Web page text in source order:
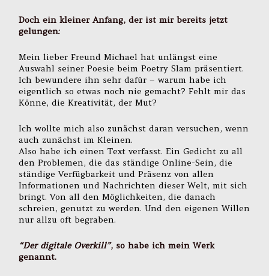
Doch ein kleiner Anfang, der ist mir bereits jetzt
gelungen:
Mein lieber Freund Michael hat unlängst eine
Auswahl seiner Poesie beim Poetry Slam präsentiert.
Ich bewundere ihn sehr dafür – warum habe ich
eigentlich so etwas noch nie gemacht? Fehlt mir das
Könne, die Kreativität, der Mut?
Ich wollte mich also zunächst daran versuchen, wenn
auch zunächst im Kleinen.
Also habe ich einen Text verfasst. Ein Gedicht zu all
den Problemen, die das ständige Online-Sein, die
ständige Verfügbarkeit und Präsenz von allen
Informationen und Nachrichten dieser Welt, mit sich
bringt. Von all den Möglichkeiten, die danach
schreien, genutzt zu werden. Und den eigenen Willen
nur allzu oft begraben.
“Der digitale Overkill”, so habe ich mein Werk
genannt.